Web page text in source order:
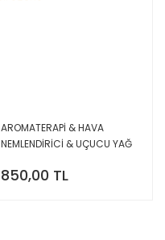
AROMATERAPİ & HAVA
NEMLENDİRİCİ & UÇUCU YAĞ
850,00 TL